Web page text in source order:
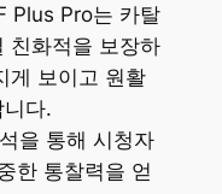
Plus Pro는 카탈
친화적을 보장하
게 보이고 원활
다.
을 통해 시청자
한 통찰력을 얻